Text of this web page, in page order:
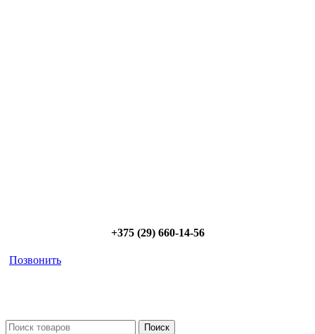
+375 (29) 660-14-56
Позвонить
Поиск